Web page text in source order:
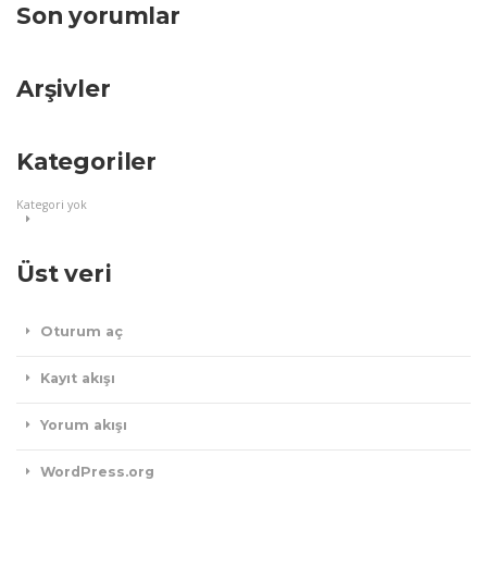
Son yorumlar
Arşivler
Kategoriler
Kategori yok
Üst veri
Oturum aç
Kayıt akışı
Yorum akışı
WordPress.org